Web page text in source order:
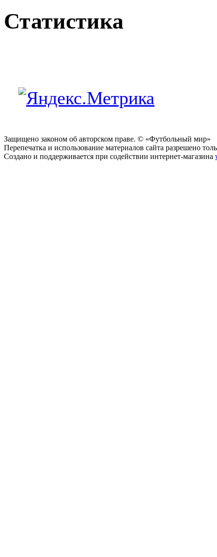
Статистика
Защищено законом об авторском праве. © «Футбольный мир»
Перепечатка и использование материалов сайта разрешено
Создано и поддерживается при содействии интернет-магазина